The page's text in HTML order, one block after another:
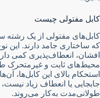
کابل مفتولی چیست
کابل‌های مفتولی از یک رشته
که ساختاری جامد دارند. این
افشان، انعطاف‌پذیری کمی
محیط‌های ثابت و غیرمتحرک
استحکام بالای این کابل‌ها،
جابجایی یا انعطاف زیاد
طولانی‌مدت به‌کار می‌روند.